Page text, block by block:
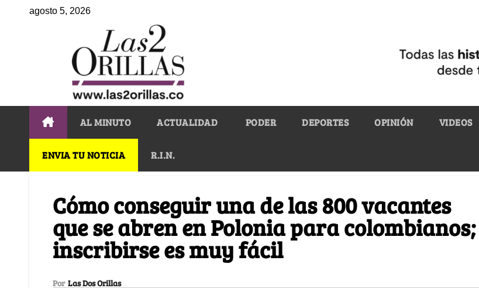
agosto 5, 2026
AL MINUTO ACTUALIDAD PODER DEPORTES OPINIÓN VIDEOS
ENVIA TU NOTICIA R.I.N.
Cómo conseguir una de las 800 vacantes
que se abren en Polonia para colombianos;
inscribirse es muy fácil
Por Las Dos Orillas